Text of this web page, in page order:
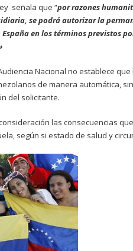
señala que “por razones
se podrá autorizar la
en los términos previstos
Nacional no establece
de manera automática,
del solicitante.
las consecuencias
según si estado de salud y